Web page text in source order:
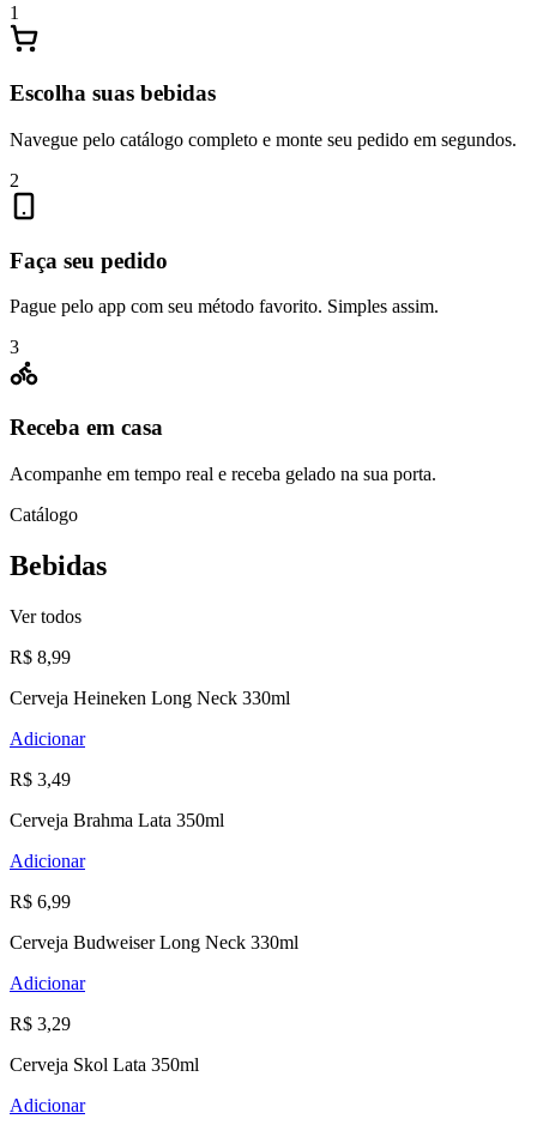
1
Escolha suas bebidas
Navegue pelo catálogo completo e monte seu pedido em segundos.
2
Faça seu pedido
Pague pelo app com seu método favorito. Simples assim.
3
Receba em casa
Acompanhe em tempo real e receba gelado na sua porta.
Catálogo
Bebidas
Ver todos
R$ 8,99
Cerveja Heineken Long Neck 330ml
Adicionar
R$ 3,49
Cerveja Brahma Lata 350ml
Adicionar
R$ 6,99
Cerveja Budweiser Long Neck 330ml
Adicionar
R$ 3,29
Cerveja Skol Lata 350ml
Adicionar